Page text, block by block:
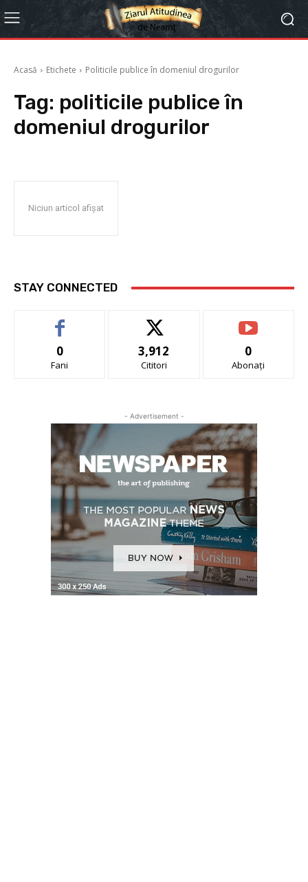
Acasă Etichete Politicile publice în domeniul drogurilor
Tag: politicile publice în
domeniul drogurilor
Niciun articol afișat
STAY CONNECTED
0
Fani
3,912
Cititori
0
Abonați
- Advertisement -